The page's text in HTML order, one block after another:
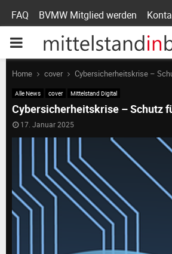
FAQ BVMW Mitglied werden
P
R
I
M
R
Home cover Cybersicherheitskrise –
Alle News cover Mittelstand Digital
Cybersicherheitskrise – Schutz
17. Januar 2025